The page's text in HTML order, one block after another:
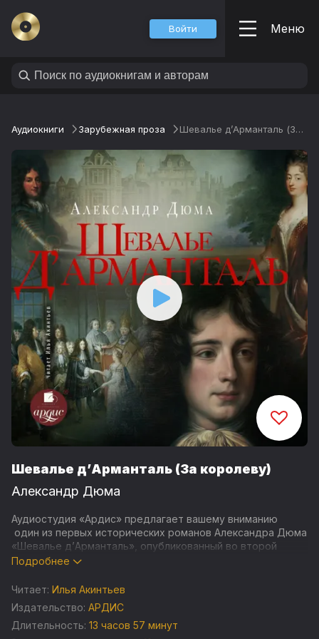
Войти Меню
Аудиокниги Зарубежная проза Шевалье д’Арманталь (За королеву)
Шевалье д’Арманталь (За королеву)
Александр Дюма
Аудиостудия «Ардис» предлагает вашему вниманию
один из первых исторических романов Александра Дюма
«Шевалье д’Арманталь», опубликованный во второй
половине 1841 - начале 1842 года.
Канва романа основана на реальных исторических
событиях. Действие романа начинается 22 марта 1718
года - молодой дворянин шевалье Рауль д’Арманталь
волею судеб оказывается втянут в заговор герцогини
Подробнее
Читает: Илья Акинтьев
Издательство: АРДИС
Длительность: 13 часов 57 минут